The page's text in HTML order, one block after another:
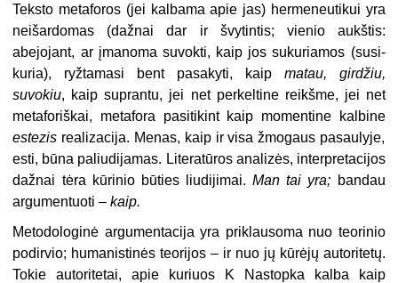
Teksto metaforos (jei kal­bama apie jas) hermeneutikui yra
neišardomas (dažnai dar ir švytintis; vienio aukštis:
abejojant, ar įmanoma suvokti, kaip jos sukuriamos (susi­
kuria), ryžtamasi bent pasakyti, kaip matau, girdžiu,
suvokiu, kaip supran­tu, jei net perkeltine reikšme, jei net
metaforiškai, metafora pasitikint kaip momentine kalbine
estezis realizacija. Menas, kaip ir visa žmogaus pasauly­je,
esti, būna paliudijamas. Literatūros analizės, interpretacijos
dažnai tėra kūrinio būties liudijimai. Man tai yra; bandau
argumentuoti – kaip.
Metodologinė argumentacija yra priklausoma nuo teorinio
podirvio; hu­manistinės teorijos – ir nuo jų kūrėjų autoritetų.
Tokie autoritetai, apie kuriuos K Nastopka kalba kaip